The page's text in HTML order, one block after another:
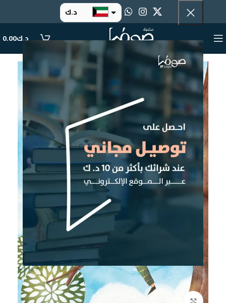
د.ك
ر.س
.د.ب
د.ك0.00